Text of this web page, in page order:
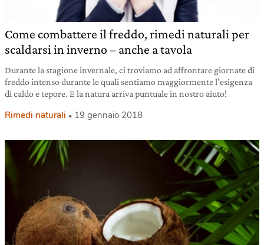
Come combattere il freddo, rimedi naturali per
scaldarsi in inverno – anche a tavola
Durante la stagione invernale, ci troviamo ad affrontare giornate di
freddo intenso durante le quali sentiamo maggiormente l’esigenza
di caldo e tepore. E la natura arriva puntuale in nostro aiuto!
Rimedi naturali 19 gennaio 2018